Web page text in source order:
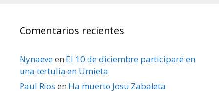
Comentarios recientes
Nynaeveen El 10 de diciembre participaré en
una tertulia en Urnieta
Paul Rios en Ha muerto Josu Zabaleta